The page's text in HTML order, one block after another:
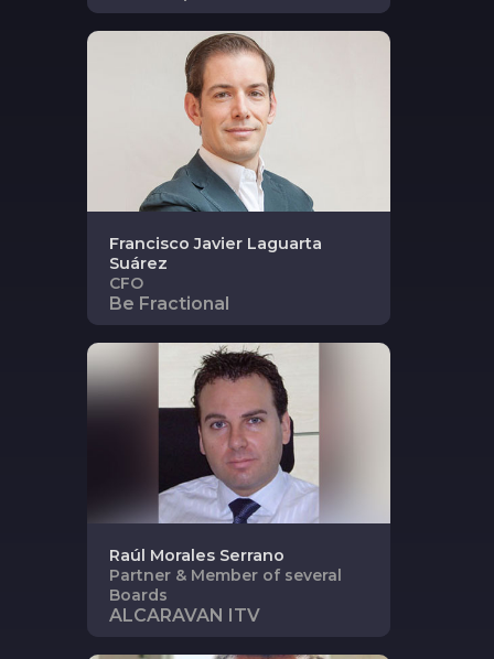
Francisco Javier Laguarta
Suárez
CFO
Be Fractional
Raúl Morales Serrano
Partner & Member of several
Boards
ALCARAVAN ITV